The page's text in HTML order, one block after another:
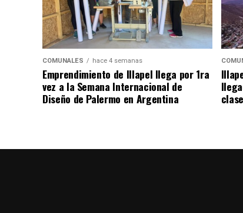
COMUNALES hace 4 semanas
Emprendimiento de Illapel llega por 1ra
vez a la Semana Internacional de
Diseño de Palermo en Argentina